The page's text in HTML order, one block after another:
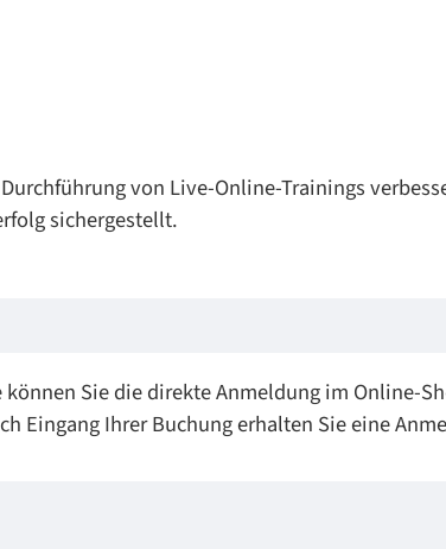
von Live-Online-Trainings
sichergestellt.
Sie die direkte Anmeldung im Online-
Eingang Ihrer Buchung erhalten Sie eine